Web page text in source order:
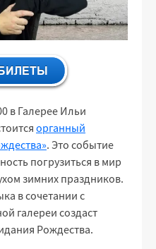
в Галерее Ильи
органный
. Это событие
погрузиться в мир
зимних праздников.
в сочетании с
галереи создаст
Рождества.